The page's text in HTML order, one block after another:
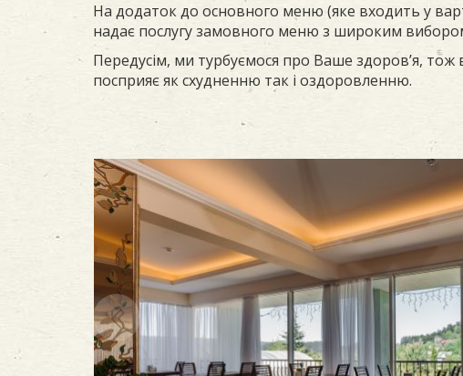
На додаток до основного меню (яке входить у
надає послугу замовного меню з широким вибором
Передусім, ми турбуємося про Ваше здоров’я,
посприяє як схудненню так і оздоровленню.